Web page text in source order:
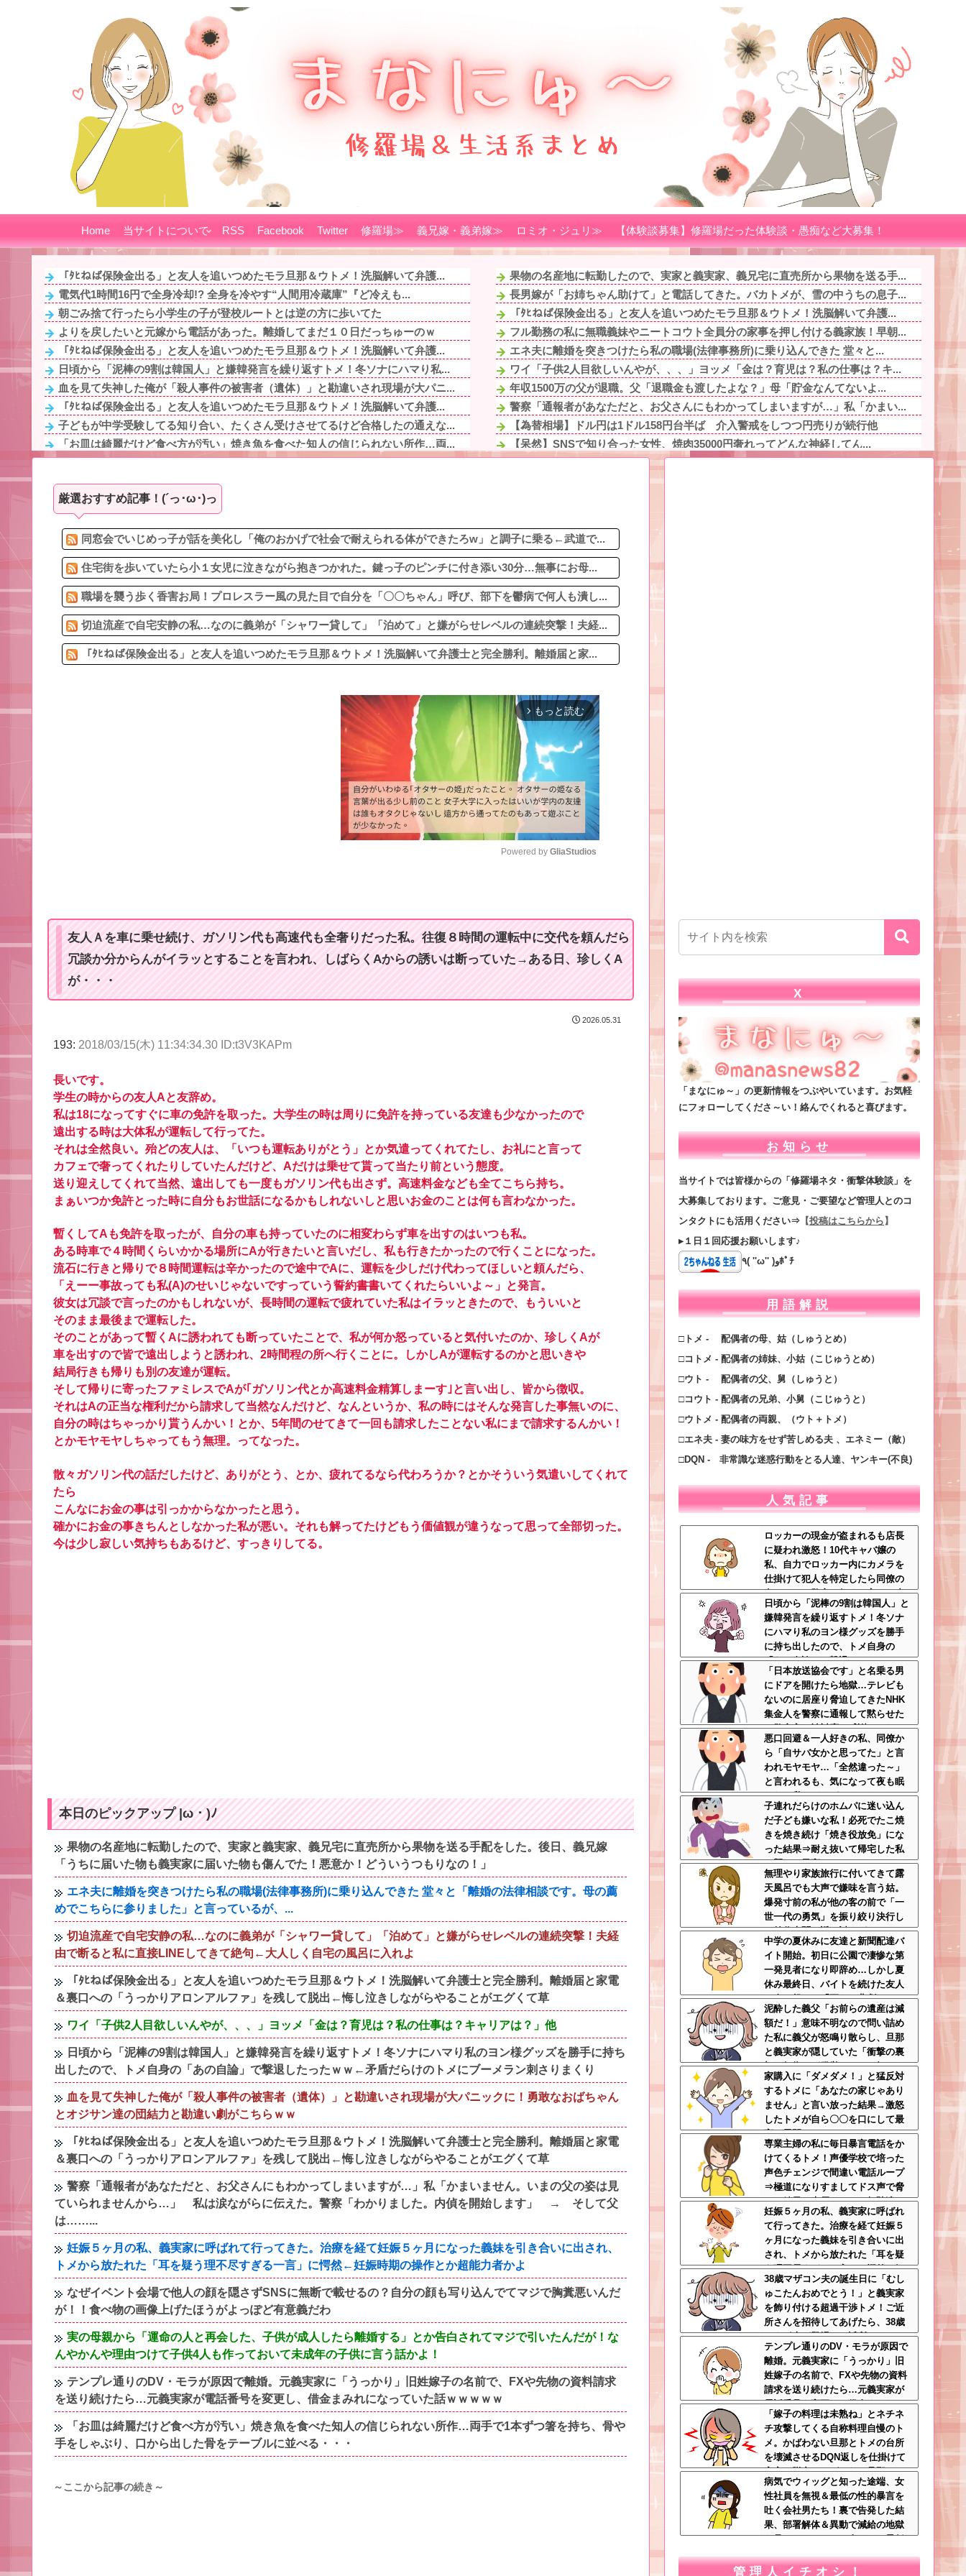
Home 当サイトについて RSS Facebook Twitter 修羅場≫ 義兄嫁・義弟嫁≫ ロミオ・ジュリ≫ 【体験談募集】修羅場だった体験談・愚痴など大募集！
「ﾀﾋねば保険金出る」と友人を追いつめたモラ旦那＆ウトメ！洗脳解いて弁護...
電気代1時間16円で全身冷却!? 全身を冷やす“人間用冷蔵庫”『ど冷えも...
朝ごみ捨て行ったら小学生の子が登校ルートとは逆の方に歩いてた
よりを戻したいと元嫁から電話があった。離婚してまだ１０日だっちゅーのｗ
「ﾀﾋねば保険金出る」と友人を追いつめたモラ旦那＆ウトメ！洗脳解いて弁護...
日頃から「泥棒の9割は韓国人」と嫌韓発言を繰り返すトメ！冬ソナにハマり私...
血を見て失神した俺が「殺人事件の被害者（遺体）」と勘違いされ現場が大パニ...
「ﾀﾋねば保険金出る」と友人を追いつめたモラ旦那＆ウトメ！洗脳解いて弁護...
子どもが中学受験してる知り合い、たくさん受けさせてるけど合格したの通えな...
「お皿は綺麗だけど食べ方が汚い」焼き魚を食べた知人の信じられない所作…両...
不倫相手の子を産んだ姉の病室で元彼と不倫相手夫婦が取っ組み合いになった。...
結婚前提の交際で。彼「共働き必須が条件」私「じゃあ、家事分担は…」→する...
1/2【昭和が悪い】私「ゲームしてないでカニクリームコロッケ揚げるの手伝...
行方不明になった子の名前が「大和」だと知った。その名前について考えた結果...
果物の名産地に転勤したので、実家と義実家、義兄宅に直売所から果物を送る手...
長男嫁が「お姉ちゃん助けて」と電話してきた。バカトメが、雪の中うちの息子...
「ﾀﾋねば保険金出る」と友人を追いつめたモラ旦那＆ウトメ！洗脳解いて弁護...
フル勤務の私に無職義妹やニートコウト全員分の家事を押し付ける義家族！早朝...
エネ夫に離婚を突きつけたら私の職場(法律事務所)に乗り込んできた 堂々と...
ワイ「子供2人目欲しいんやが、、、」ヨッメ「金は？育児は？私の仕事は？キ...
年収1500万の父が退職。父「退職金も渡したよな？」母「貯金なんてないよ...
警察「通報者があなただと、お父さんにもわかってしまいますが…」私「かまい...
【為替相場】ドル円は1ドル158円台半ば 介入警戒をしつつ円売りが続行他
【呆然】SNSで知り合った女性、焼肉35000円奢れってどんな神経してん...
【画像あり】わざわざ大学を卒業したのに新卒でタクシー運転手になる女性って...
うちとこの猫様、フロントライン（首の後ろに液体の薬たらすタイプ）すると、...
厳選おすすめ記事！(´っ･ω･)っ
同窓会でいじめっ子が話を美化し「俺のおかげで社会で耐えられる体ができたろw」と調子に乗る←武道で...
住宅街を歩いていたら小１女児に泣きながら抱きつかれた。鍵っ子のピンチに付き添い30分…無事にお母...
職場を襲う歩く香害お局！プロレスラー風の見た目で自分を「〇〇ちゃん」呼び、部下を鬱病で何人も潰し...
切迫流産で自宅安静の私…なのに義弟が「シャワー貸して」「泊めて」と嫌がらせレベルの連続突撃！夫経...
「ﾀﾋねば保険金出る」と友人を追いつめたモラ旦那＆ウトメ！洗脳解いて弁護士と完全勝利。離婚届と家...
arrow_forward_ios もっと読む
t
e
Powered by GliaStudios
友人Ａを車に乗せ続け、ガソリン代も高速代も全奢りだった私。往復８時間の運転中に交代を頼んだら
冗談か分からんがイラッとすることを言われ、しばらくAからの誘いは断っていた→ある日、珍しくA
が・・・
2026.05.31
193: 2018/03/15(木) 11:34:34.30 ID:t3V3KAPm
長いです。
学生の時からの友人Aと友辞め。
私は18になってすぐに車の免許を取った。大学生の時は周りに免許を持っている友達も少なかったので
遠出する時は大体私が運転して行ってた。
それは全然良い。殆どの友人は、「いつも運転ありがとう」とか気遣ってくれてたし、お礼にと言って
カフェで奢ってくれたりしていたんだけど、Aだけは乗せて貰って当たり前という態度。
送り迎えしてくれて当然、遠出しても一度もガソリン代も出さず。高速料金なども全てこちら持ち。
まぁいつか免許とった時に自分もお世話になるかもしれないしと思いお金のことは何も言わなかった。
暫くしてAも免許を取ったが、自分の車も持っていたのに相変わらず車を出すのはいつも私。
ある時車で４時間くらいかかる場所にAが行きたいと言いだし、私も行きたかったので行くことになった。
流石に行きと帰りで８時間運転は辛かったので途中でAに、運転を少しだけ代わってほしいと頼んだら、
「えーー事故っても私(A)のせいじゃないですっていう誓約書書いてくれたらいいよ～」と発言。
彼女は冗談で言ったのかもしれないが、長時間の運転で疲れていた私はイラッときたので、もういいと
そのまま最後まで運転した。
そのことがあって暫くAに誘われても断っていたことで、私が何か怒っていると気付いたのか、珍しくAが
車を出すので皆で遠出しようと誘われ、2時間程の所へ行くことに。しかしAが運転するのかと思いきや
結局行きも帰りも別の友達が運転。
そして帰りに寄ったファミレスでAが｢ガソリン代とか高速料金精算しまーす｣と言い出し、皆から徴収。
それはAの正当な権利だから請求して当然なんだけど、なんというか、私の時にはそんな発言した事無いのに、
自分の時はちゃっかり貰うんかい！とか、5年間のせてきて一回も請求したことない私にまで請求するんかい！
とかモヤモヤしちゃってもう無理。ってなった。
散々ガソリン代の話だしたけど、ありがとう、とか、疲れてるなら代わろうか？とかそういう気遣いしてくれて
たら
こんなにお金の事は引っかからなかったと思う。
確かにお金の事きちんとしなかった私が悪い。それも解ってたけどもう価値観が違うなって思って全部切った。
今は少し寂しい気持ちもあるけど、すっきりしてる。
本日のピックアップ |ω・)ﾉ
果物の名産地に転勤したので、実家と義実家、義兄宅に直売所から果物を送る手配をした。後日、義兄嫁
「うちに届いた物も義実家に届いた物も傷んでた！悪意か！どういうつもりなの！」
エネ夫に離婚を突きつけたら私の職場(法律事務所)に乗り込んできた 堂々と「離婚の法律相談です。母の薦
めでこちらに参りました」と言っているが、...
切迫流産で自宅安静の私…なのに義弟が「シャワー貸して」「泊めて」と嫌がらせレベルの連続突撃！夫経
由で断ると私に直接LINEしてきて絶句←大人しく自宅の風呂に入れよ
「ﾀﾋねば保険金出る」と友人を追いつめたモラ旦那＆ウトメ！洗脳解いて弁護士と完全勝利。離婚届と家電
＆裏口への「うっかりアロンアルファ」を残して脱出←悔し泣きしながらやることがエグくて草
ワイ「子供2人目欲しいんやが、、、」ヨッメ「金は？育児は？私の仕事は？キャリアは？」他
日頃から「泥棒の9割は韓国人」と嫌韓発言を繰り返すトメ！冬ソナにハマり私のヨン様グッズを勝手に持ち
出したので、トメ自身の「あの自論」で撃退したったｗｗ←矛盾だらけのトメにブーメラン刺さりまくり
血を見て失神した俺が「殺人事件の被害者（遺体）」と勘違いされ現場が大パニックに！勇敢なおばちゃん
とオジサン達の団結力と勘違い劇がこちらｗｗ
「ﾀﾋねば保険金出る」と友人を追いつめたモラ旦那＆ウトメ！洗脳解いて弁護士と完全勝利。離婚届と家電
＆裏口への「うっかりアロンアルファ」を残して脱出←悔し泣きしながらやることがエグくて草
警察「通報者があなただと、お父さんにもわかってしまいますが…」私「かまいません。いまの父の姿は見
ていられませんから…」 私は涙ながらに伝えた。警察「わかりました。内偵を開始します」 → そして父
は……...
妊娠５ヶ月の私、義実家に呼ばれて行ってきた。治療を経て妊娠５ヶ月になった義妹を引き合いに出され、
トメから放たれた「耳を疑う理不尽すぎる一言」に愕然←妊娠時期の操作とか超能力者かよ
なぜイベント会場で他人の顔を隠さずSNSに無断で載せるの？自分の顔も写り込んでてマジで胸糞悪いんだ
が！！食べ物の画像上げたほうがよっぽど有意義だわ
実の母親から「運命の人と再会した、子供が成人したら離婚する」とか告白されてマジで引いたんだが！な
んやかんや理由つけて子供4人も作っておいて未成年の子供に言う話かよ！
テンプレ通りのDV・モラが原因で離婚。元義実家に「うっかり」旧姓嫁子の名前で、FXや先物の資料請求
を送り続けたら…元義実家が電話番号を変更し、借金まみれになっていた話ｗｗｗｗｗ
「お皿は綺麗だけど食べ方が汚い」焼き魚を食べた知人の信じられない所作…両手で1本ずつ箸を持ち、骨や
手をしゃぶり、口から出した骨をテーブルに並べる・・・
～ここから記事の続き～
X
「まなにゅ～」の更新情報をつぶやいています。お気軽
にフォローしてくださ～い！絡んでくれると喜びます。
お知らせ
当サイトでは皆様からの「修羅場ネタ・衝撃体験談」を
大募集しております。ご意見・ご要望など管理人とのコ
ンタクトにも活用ください⇒ 【投稿はこちらから 】
▸１日１回応援お願いします♪
٩( ''ω'' )وﾎﾟﾁ
用語解説
□トメ - 配偶者の母、姑（しゅうとめ）
□コトメ - 配偶者の姉妹、小姑（こじゅうとめ）
□ウト - 配偶者の父、舅（しゅうと）
□コウト - 配偶者の兄弟、小舅（こじゅうと）
□ウトメ - 配偶者の両親、（ウト＋トメ）
□エネ夫 - 妻の味方をせず苦しめる夫 、エネミー（敵）
□DQN - 非常識な迷惑行動をとる人達、ヤンキー(不良)
人気記事
ロッカーの現金が盗まれるも店長
に疑われ激怒！10代キャバ嬢の
私、自力でロッカー内にカメラを
仕掛けて犯人を特定したら同僚の
女だった…警察へ行くと言って止
められ、加害者に泣かれながら大
揉めして・・・
日頃から「泥棒の9割は韓国人」と
嫌韓発言を繰り返すトメ！冬ソナ
にハマり私のヨン様グッズを勝手
に持ち出したので、トメ自身の
「あの自論」で撃退したったｗｗ
←矛盾だらけのトメにブーメラン
刺さりまくり
「日本放送協会です」と名乗る男
にドアを開けたら地獄…テレビも
ないのに居座り脅迫してきたNHK
集金人を警察に通報して黙らせた
←警察官の神対応に感謝しかない
悪口回避＆一人好きの私、同僚か
ら「自サバ女かと思ってた」と言
われモヤモヤ…「全然違った～」
と言われるも、気になって夜も眠
れない私はどこがサバサバ？←ネ
チネチ気にしてる時点で自サバじ
ゃない
子連れだらけのホムパに迷い込ん
だ子ども嫌いな私！必死でたこ焼
きを焼き続け「焼き役放免」にな
った結果⇒耐え抜いて帰宅した私
を襲った異変ｗｗｗ←ストレスで3
7.5度の熱が出るのは凄まじい
無理やり家族旅行に付いてきて露
天風呂でも大声で嫌味を言う姑。
爆発寸前の私が他の客の前で「一
世一代の勇気」を振り絞り決行し
た前代未聞の返り討ちがこちら←
身体を張った捨て身の反撃すぎる
中学の夏休みに友達と新聞配達バ
イト開始。初日に公園で凄惨な第
一発見者になり即辞め…しかし夏
休み最終日、バイトを続けた友人
の身に起きた「更なる悲劇」←こ
のバイト先、呪われすぎだろ
泥酔した義父「お前らの遺産は減
額だ！」意味不明なので問い詰め
た私に義父が怒鳴り散らし、旦那
と義実家が隠していた「衝撃の裏
切り行為」が発覚ｗｗｗ←知らん
間に200万払われてて草
家購入に「ダメダメ！」と猛反対
するトメに「あなたの家じゃあり
ません」と言い放った結果→激怒
したトメが自ら〇〇を口にして最
高の展開へｗｗｗｗｗｗ
専業主婦の私に毎日暴言電話をか
けてくるトメ！声優学校で培った
声色チェンジで間違い電話ループ
⇒極道になりすましてドス声で脅
した結果←声優スキルの無駄遣い
が最高すぎるｗｗｗ
妊娠５ヶ月の私、義実家に呼ばれ
て行ってきた。治療を経て妊娠５
ヶ月になった義妹を引き合いに出
され、トメから放たれた「耳を疑
う理不尽すぎる一言」に愕然←妊
娠時期の操作とか超能力者かよ
38歳マザコン夫の誕生日に「むし
ゅこたんおめでとう！」と義実家
を飾り付ける超過干渉トメ！ご近
所さんを招待してあげたら、38歳
メタボ夫が登場して近所のおじい
さんが大爆発する事態に
テンプレ通りのDV・モラが原因で
離婚。元義実家に「うっかり」旧
姓嫁子の名前で、FXや先物の資料
請求を送り続けたら…元義実家が
電話番号を変更し、借金まみれに
なっていた話ｗｗｗｗｗ
「嫁子の料理は未熟ね」とネチネ
チ攻撃してくる自称料理自慢のト
メ。かばわない旦那とトメの台所
を壊滅させるDQN返しを仕掛けて
実家に脱出←かばわない旦那も一
緒に痛い目見ろ
病気でウィッグと知った途端、女
性社員を無視＆最低の性的暴言を
吐く会社男たち！裏で告発した結
果、部署解体＆異動で減給の地獄
を見ることにｗｗ←人として最低
管理人イチオシ！